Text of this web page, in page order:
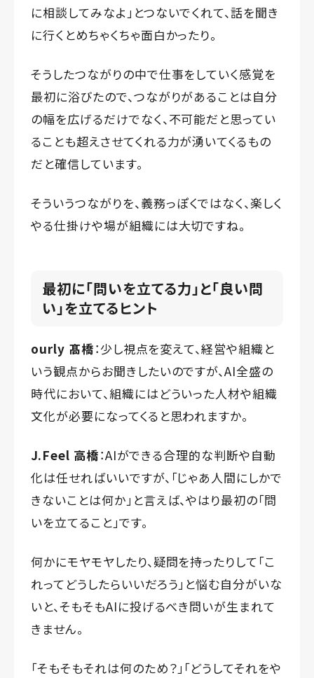
に相談してみなよ」とつないでくれて、話を聞き
に行くとめちゃくちゃ面白かったり。
そうしたつながりの中で仕事をしていく感覚を
最初に浴びたので、つながりがあることは自分
の幅を広げるだけでなく、不可能だと思ってい
ることも超えさせてくれる力が湧いてくるもの
だと確信しています。
そういうつながりを、義務っぽくではなく、楽しく
やる仕掛けや場が組織には大切ですね。
最初に「問いを立てる力」と「良い問
い」を立てるヒント
ourly 髙橋：少し視点を変えて、経営や組織と
いう観点からお聞きしたいのですが、AI全盛の
時代において、組織にはどういった人材や組織
文化が必要になってくると思われますか。
J.Feel 高橋：AIができる合理的な判断や自動
化は任せればいいですが、「じゃあ人間にしかで
きないことは何か」と言えば、やはり最初の「問
いを立てること」です。
何かにモヤモヤしたり、疑問を持ったりして「こ
れってどうしたらいいだろう」と悩む自分がいな
いと、そもそもAIに投げるべき問いが生まれて
きません。
「そもそもそれは何のため？」「どうしてそれをや